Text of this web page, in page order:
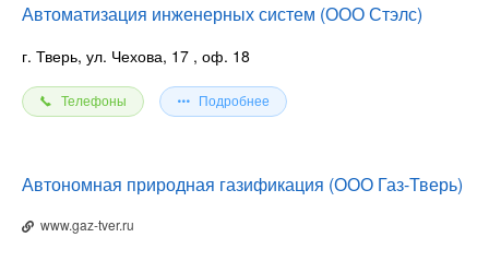
Автоматизация инженерных систем (ООО Стэлс)
г. Тверь, ул. Чехова, 17 , оф. 18
Телефоны Подробнее
Автономная природная газификация (ООО Газ-Тверь)
www.gaz-tver.ru